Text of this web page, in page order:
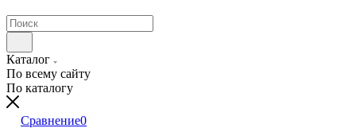
Каталог
По всему сайту
По каталогу
Сравнение0